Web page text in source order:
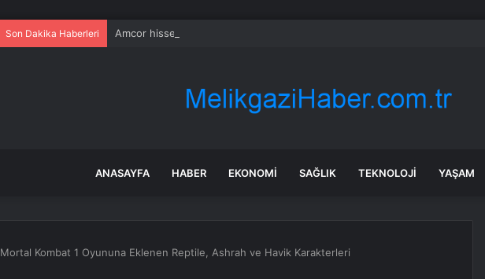
Son Dakika Haberleri Amcor hissesi 12 Ağustos’taki kazanç açıklamasında %5,4 hareket edebilir
ANASAYFA HABER EKONOMI SAĞLIK TEKNOLOJI YAŞAM
Mortal Kombat 1 Oyununa Eklenen Reptile, Ashrah ve Havik Karakterleri